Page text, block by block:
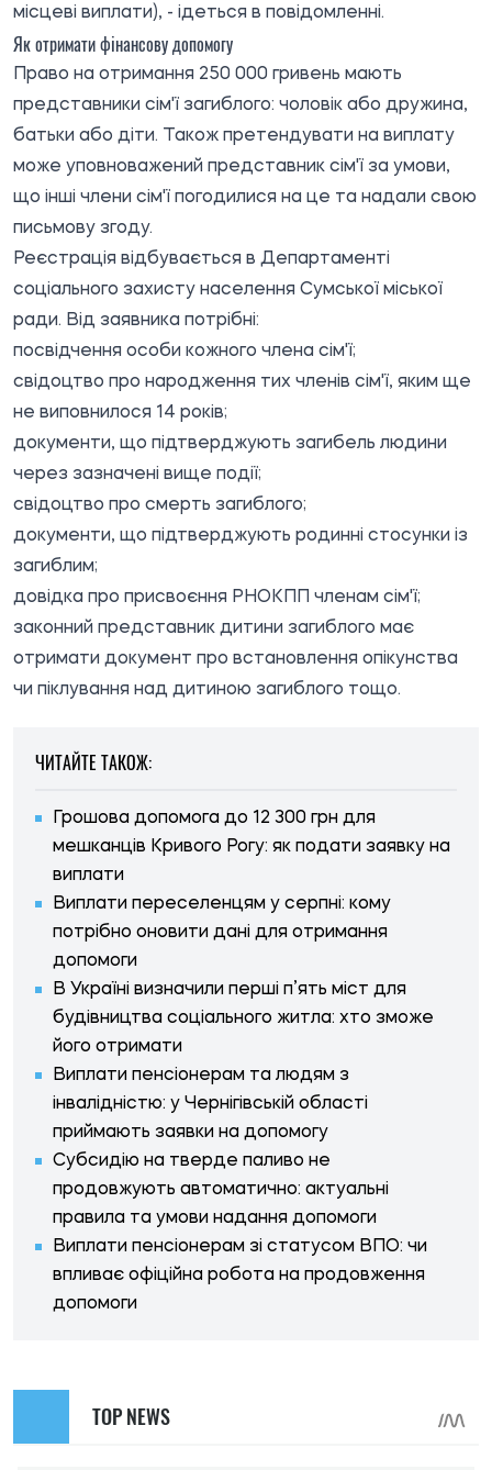
місцеві виплати), - ідеться в повідомленні.
Як отримати фінансову допомогу
Право на отримання 250 000 гривень мають
представники сім'ї загиблого: чоловік або дружина,
батьки або діти. Також претендувати на виплату
може уповноважений представник сім'ї за умови,
що інші члени сім'ї погодилися на це та надали свою
письмову згоду.
Реєстрація відбувається в Департаменті
соціального захисту населення Сумської міської
ради. Від заявника потрібні:
посвідчення особи кожного члена сім'ї;
свідоцтво про народження тих членів сім'ї, яким ще
не виповнилося 14 років;
документи, що підтверджують загибель людини
через зазначені вище події;
свідоцтво про смерть загиблого;
документи, що підтверджують родинні стосунки із
загиблим;
довідка про присвоєння РНОКПП членам сім'ї;
законний представник дитини загиблого має
отримати документ про встановлення опікунства
чи піклування над дитиною загиблого тощо.
ЧИТАЙТЕ ТАКОЖ:
Грошова допомога до 12 300 грн для
мешканців Кривого Рогу: як подати заявку на
виплати
Виплати переселенцям у серпні: кому
потрібно оновити дані для отримання
допомоги
В Україні визначили перші п’ять міст для
будівництва соціального житла: хто зможе
його отримати
Виплати пенсіонерам та людям з
інвалідністю: у Чернігівській області
приймають заявки на допомогу
Субсидію на тверде паливо не
продовжують автоматично: актуальні
правила та умови надання допомоги
Виплати пенсіонерам зі статусом ВПО: чи
впливає офіційна робота на продовження
допомоги